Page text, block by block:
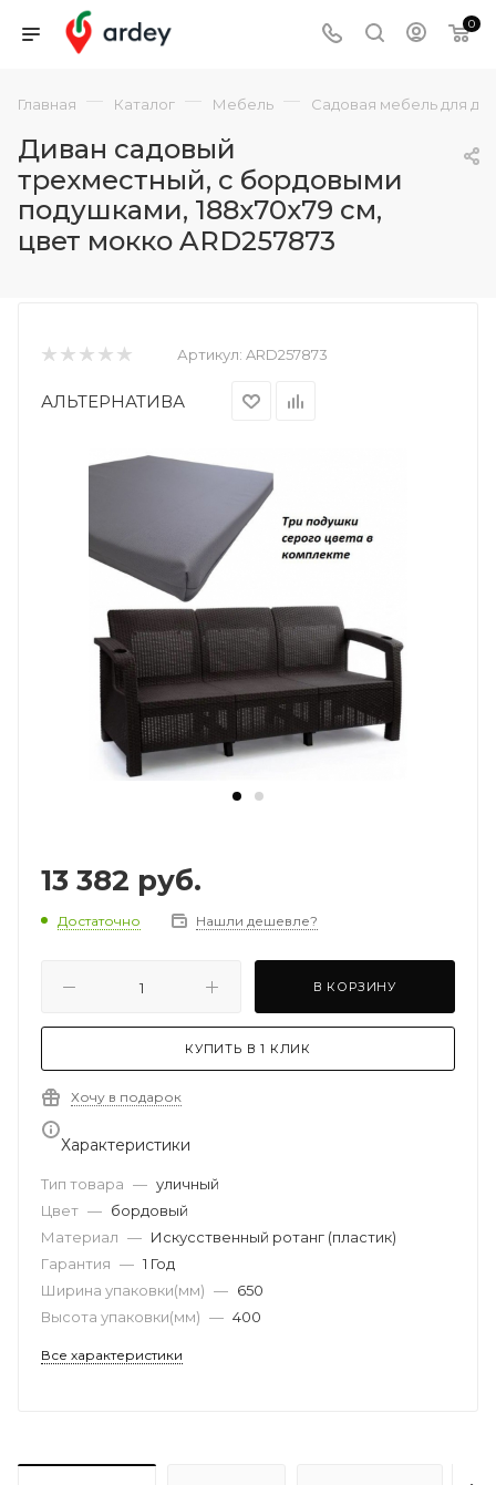
0
Главная — Каталог — Мебель — Садовая мебель для
Диван садовый
трехместный, с бордовыми
подушками, 188x70x79 см,
цвет мокко ARD257873
Артикул: ARD257873
АЛЬТЕРНАТИВА
13 382 руб.
Достаточно Нашли дешевле?
В КОРЗИНУ
КУПИТЬ В 1 КЛИК
Хочу в подарок
Характеристики
Тип товара — уличный
Цвет — бордовый
Материал — Искусственный ротанг (пластик)
Гарантия — 1 Год
Ширина упаковки(мм) — 650
Высота упаковки(мм) — 400
Все характеристики